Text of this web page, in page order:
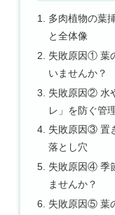
多肉植物の葉
と全体像
失敗原因① 葉
いませんか？
失敗原因② 水
レ」を防ぐ管
失敗原因③ 置
落とし穴
失敗原因④ 季
ませんか？
失敗原因⑤ 葉